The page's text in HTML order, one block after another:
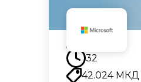
32
42.024МКД